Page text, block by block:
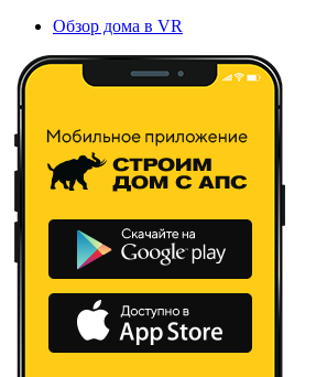
Обзор дома в VR